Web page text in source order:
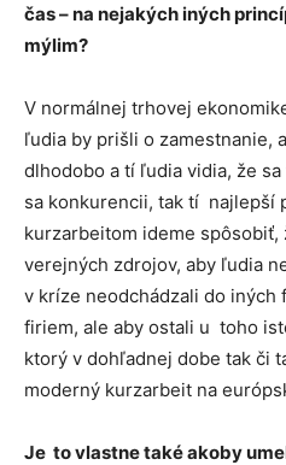
čas – na nejakých iných
mýlim?
V normálnej trhovej
ľudia by prišli o zamestnanie,
dlhodobo a tí ľudia vidia, že
sa konkurencii, tak tí najlepší
kurzarbeitom ideme spôsobiť,
verejných zdrojov, aby ľudia
v kríze neodchádzali do iných
firiem, ale aby ostali u toho
ktorý v dohľadnej dobe tak či
moderný kurzarbeit na
Je to vlastne také akoby